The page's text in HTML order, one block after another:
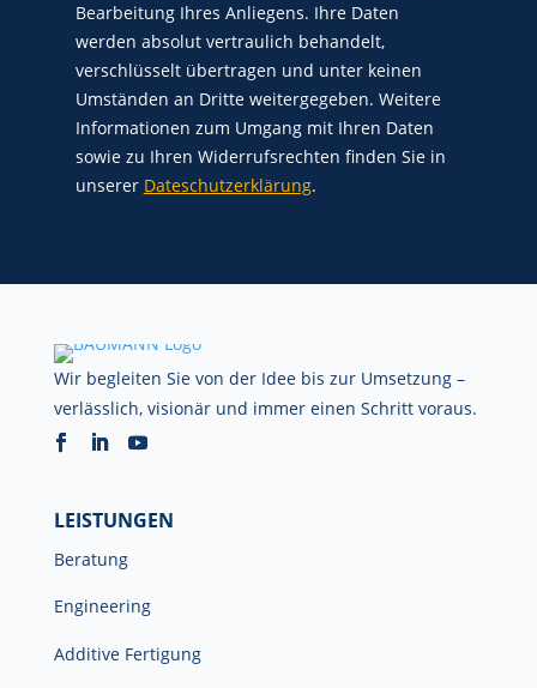
Bearbeitung Ihres Anliegens. Ihre Daten
werden absolut vertraulich behandelt,
verschlüsselt übertragen und unter keinen
Umständen an Dritte weitergegeben. Weitere
Informationen zum Umgang mit Ihren Daten
sowie zu Ihren Widerrufsrechten finden Sie in
unserer Dateschutzerklärung.
Wir begleiten Sie von der Idee bis zur Umsetzung –
verlässlich, visionär und immer einen Schritt voraus.
LEISTUNGEN
Beratung
Engineering
Additive Fertigung